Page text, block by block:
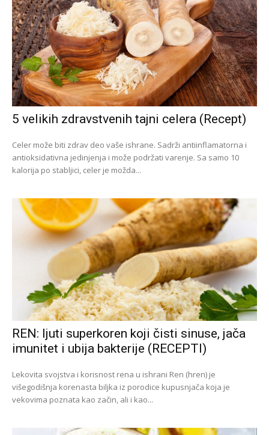
5 velikih zdravstvenih tajni celera (Recept)
Celer može biti zdrav deo vaše ishrane. Sadrži antiinflamatorna i
antioksidativna jedinjenja i može podržati varenje. Sa samo 10
kalorija po stabljici, celer je možda...
REN: ljuti superkoren koji čisti sinuse, jača
imunitet i ubija bakterije (RECEPTI)
Lekovita svojstva i korisnost rena u ishrani Ren (hren) je
višegodišnja korenasta biljka iz porodice kupusnjača koja je
vekovima poznata kao začin, ali i kao...